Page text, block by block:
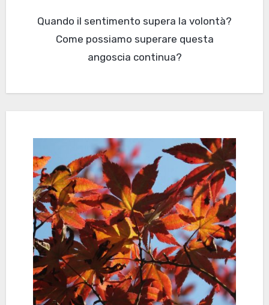
Quando il sentimento supera la volontà?
Come possiamo superare questa
angoscia continua?